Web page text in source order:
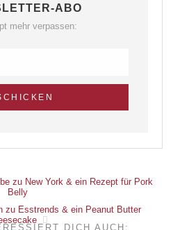
ABO
mehr verpassen:
zu New York & ein Rezept für Pork
Belly
zu Esstrends & ein Peanut Butter
DICH AUCH: